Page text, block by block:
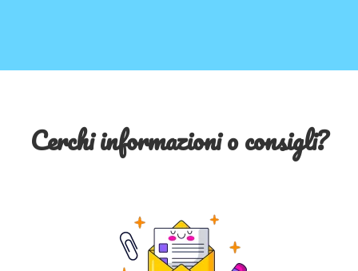
33,50€
49,90€
Cerchi informazioni o consigli?